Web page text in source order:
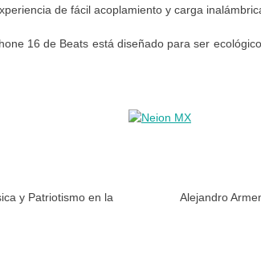
de fácil acoplamiento y carga
16 de Beats está diseñado para ser
y Patriotismo en la
Alejandro